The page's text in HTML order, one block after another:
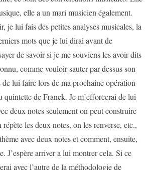
elle a un mari musicien également.
je lui fais des petites analyses musicales, la
mots que je lui dirai avant de
de savoir si je me souviens les avoir dits
comme vouloir sauter par dessus son
lui faire lors de ma prochaine opération
quintette de Franck. Je m’efforcerai de lui
deux notes seulement on peut construire
les deux notes, on les renverse, etc.,
avec deux notes et comment, ensuite,
J’espère arriver a lui montrer cela. Si ce
avec l’autre de la méthodologie de